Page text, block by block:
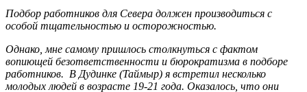
Подбор работников для Севера должен производиться с
особой тщательностью и осторожностью.
Однако, мне самому пришлось столкнуться с фактом
вопиющей безответственности и бюрократизма в подборе
работников. В Дудинке (Таймыр) я встретил несколько
молодых людей в возрасте 19-21 года. Оказалось, что они